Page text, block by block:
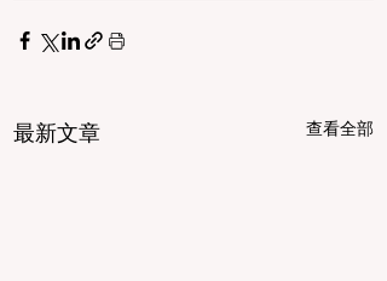
最新文章 查看全部